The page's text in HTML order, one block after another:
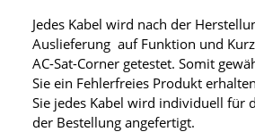
Jedes Kabel wird nach der
Auslieferung auf Funktion und
AC-Sat-Corner getestet. Somit
Sie ein Fehlerfreies Produkt
Sie jedes Kabel wird individuell für
der Bestellung angefertigt.